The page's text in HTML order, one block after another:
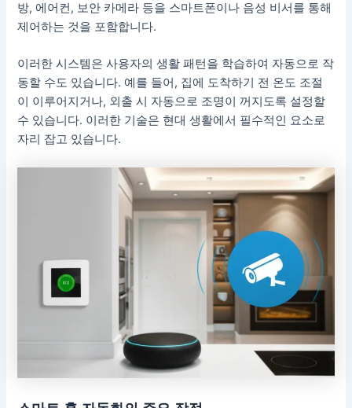
방, 에어컨, 보안 카메라 등을 스마트폰이나 음성 비서를 통해
제어하는 것을 포함합니다.
이러한 시스템은 사용자의 생활 패턴을 학습하여 자동으로 작
동할 수도 있습니다. 예를 들어, 집에 도착하기 전 온도 조절
이 이루어지거나, 외출 시 자동으로 조명이 꺼지도록 설정할
수 있습니다. 이러한 기술은 현대 생활에서 필수적인 요소로
자리 잡고 있습니다.